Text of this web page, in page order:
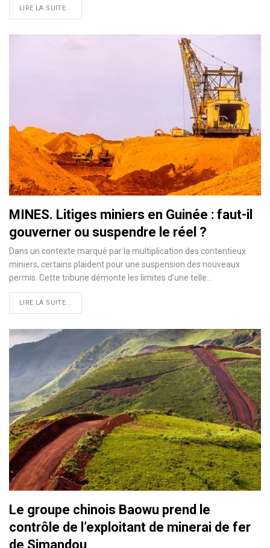
LIRE LA SUITE...
MINES. Litiges miniers en Guinée : faut-il
gouverner ou suspendre le réel ?
Dans un contexte marqué par la multiplication des contentieux
miniers, certains plaident pour une suspension des nouveaux
permis. Cette tribune démonte les limites d’une telle…
LIRE LA SUITE...
Le groupe chinois Baowu prend le
contrôle de l’exploitant de minerai de fer
de Simandou